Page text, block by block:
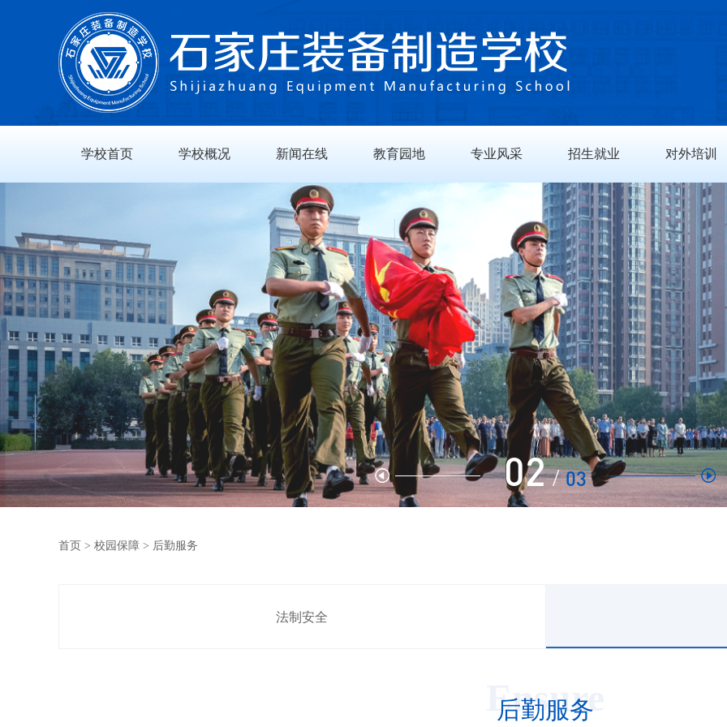
学校首页 学校概况 新闻在线 教育园地 专业风采 招生就业 对外培训
02/03
首页 > 校园保障 > 后勤服务
法制安全
后勤服务